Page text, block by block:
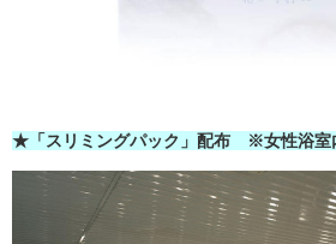
★「スリミングパック」配布 ※女性浴室